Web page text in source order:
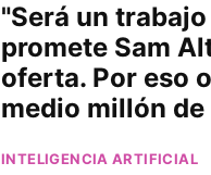
"Será un
promete Sam
oferta. Por eso
medio millón
INTELIGENCIA ARTIFICIAL